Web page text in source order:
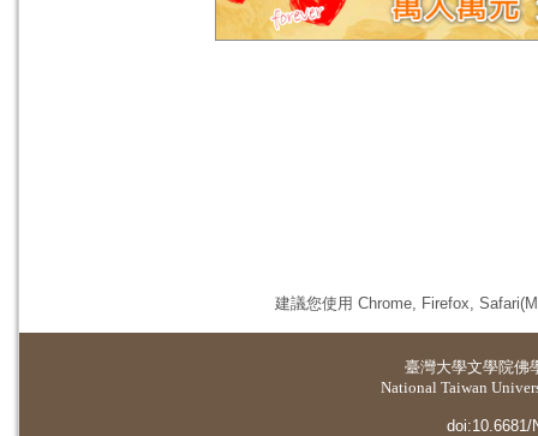
建議您使用 Chrome, Firefox,
臺灣大學文學院佛
National Taiwan
doi:10.6681/